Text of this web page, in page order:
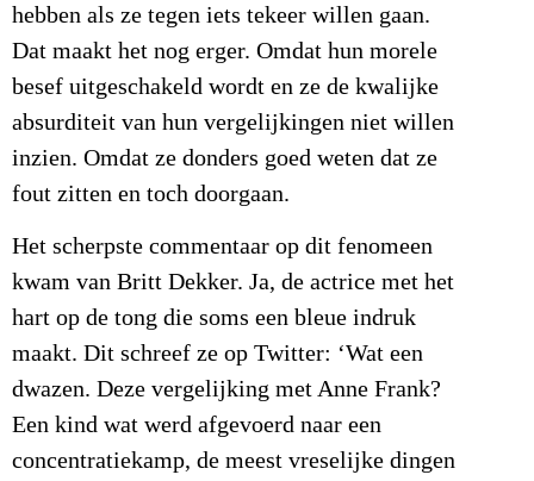
hebben als ze tegen iets tekeer willen gaan.
Dat maakt het nog erger. Omdat hun morele
besef uitgeschakeld wordt en ze de kwalijke
absurditeit van hun vergelijkingen niet willen
inzien. Omdat ze donders goed weten dat ze
fout zitten en toch doorgaan.
Het scherpste commentaar op dit fenomeen
kwam van Britt Dekker. Ja, de actrice met het
hart op de tong die soms een bleue indruk
maakt. Dit schreef ze op Twitter: ‘Wat een
dwazen. Deze vergelijking met Anne Frank?
Een kind wat werd afgevoerd naar een
concentratiekamp, de meest vreselijke dingen